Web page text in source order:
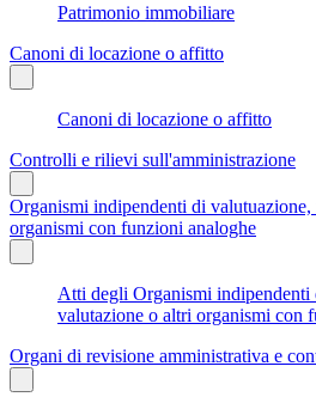
Patrimonio immobiliare
Canoni di locazione o affitto
Canoni di locazione o affitto
Controlli e rilievi sull'amministrazione
Organismi indipendenti di
organismi con funzioni analoghe
Atti degli Organismi indipendenti
valutazione o altri organismi con
Organi di revisione amministrativa e